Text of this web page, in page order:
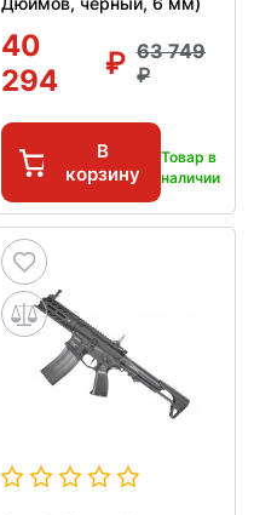
40
294
63 749
В
корзину
Товар в
наличии